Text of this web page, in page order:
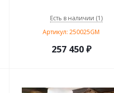
Есть в наличии (1)
Артикул: 250025GM
257 450₽